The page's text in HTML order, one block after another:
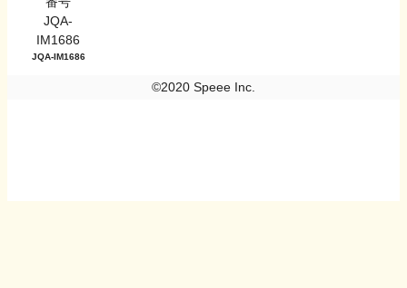
JQA-IM1686
©2020 Speee Inc.